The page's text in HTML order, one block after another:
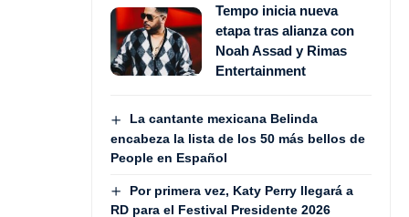
Tempo inicia nueva
etapa tras alianza con
Noah Assad y Rimas
Entertainment
La cantante mexicana Belinda
encabeza la lista de los 50 más bellos de
People en Español
Por primera vez, Katy Perry llegará a
RD para el Festival Presidente 2026